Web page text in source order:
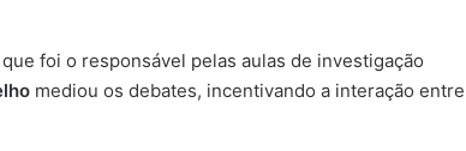
que foi o responsável pelas aulas de investigação
mediou os debates, incentivando a interação entre